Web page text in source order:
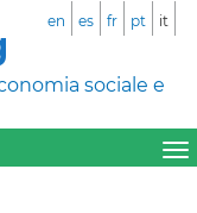
sociale e
en es fr pt it